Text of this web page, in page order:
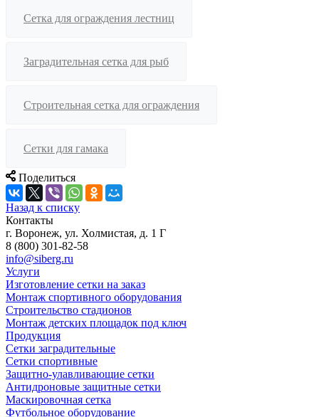
Сетка для ограждения лестниц
Заградительная сетка для рыб
Строительная сетка для ограждения
Сетки для гамака
Поделиться
Назад к списку
Контакты
г. Воронеж, ул. Холмистая, д. 1 Г
8 (800) 301-82-58
info@siberg.ru
Услуги
Изготовление сетки на заказ
Монтаж спортивного оборудования
Строительство стадионов
Монтаж детских площадок под ключ
Продукция
Сетки заградительные
Сетки спортивные
Защитно-улавливающие сетки
Антидроновые защитные сетки
Маскировочная сетка
Футбольное оборудование